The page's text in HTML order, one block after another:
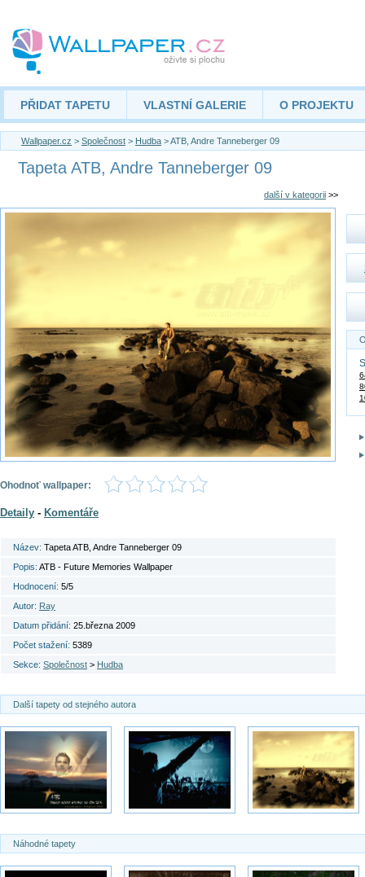
PŘIDAT TAPETU VLASTNÍ GALERIE O PROJEKTU
Wallpaper.cz > Společnost > Hudba > ATB, Andre Tanneberger 09
Tapeta ATB, Andre Tanneberger 09
další v kategorii >>
Ohodnoť wallpaper:
Detaily - Komentáře
Název: Tapeta ATB, Andre Tanneberger 09
Popis: ATB - Future Memories Wallpaper
Hodnocení: 5/5
Autor: Ray
Datum přidání: 25.března 2009
Počet stažení: 5389
Sekce: Společnost > Hudba
Další tapety od stejného autora
Náhodné tapety